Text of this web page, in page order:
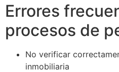
Errores
procesos de
No verificar
inmobiliaria